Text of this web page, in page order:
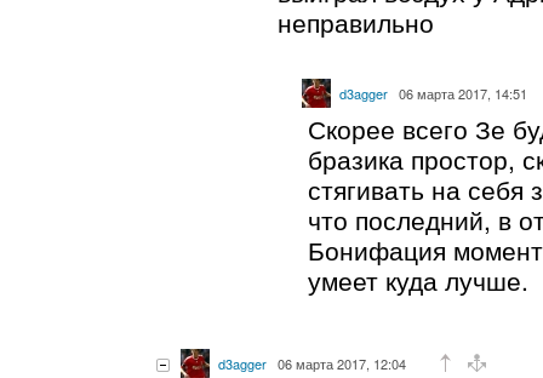
неправильно
d3agger 06 марта 2017, 14:51
Скорее всего Зе
бразика простор,
стягивать на
что последний, в
Бонифация
умеет куда лучше.
d3agger 06 марта 2017, 12:04